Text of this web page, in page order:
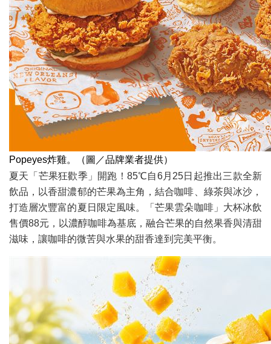
Popeyes炸雞。（圖／品牌業者提供）
夏天「芒果狂歡季」開跑！85℃自6月25日起推出三款全新
飲品，以香甜濃郁的芒果為主角，結合咖啡、綠茶與冰沙，
打造層次豐富的夏日限定風味。「芒果雲朵咖啡」大杯冰飲
售價88元，以濃醇咖啡為基底，融合芒果的自然果香與清甜
滋味，讓咖啡的微苦與水果的甜香達到完美平衡。